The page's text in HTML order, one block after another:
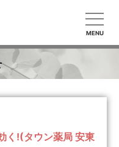
MENU
く!(タウン薬局 安東